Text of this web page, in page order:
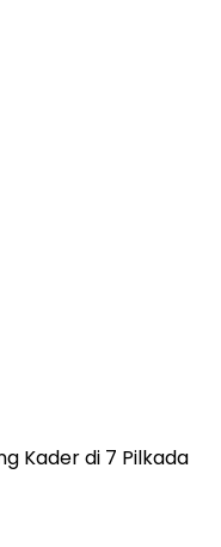
Kader di 7 Pilkada